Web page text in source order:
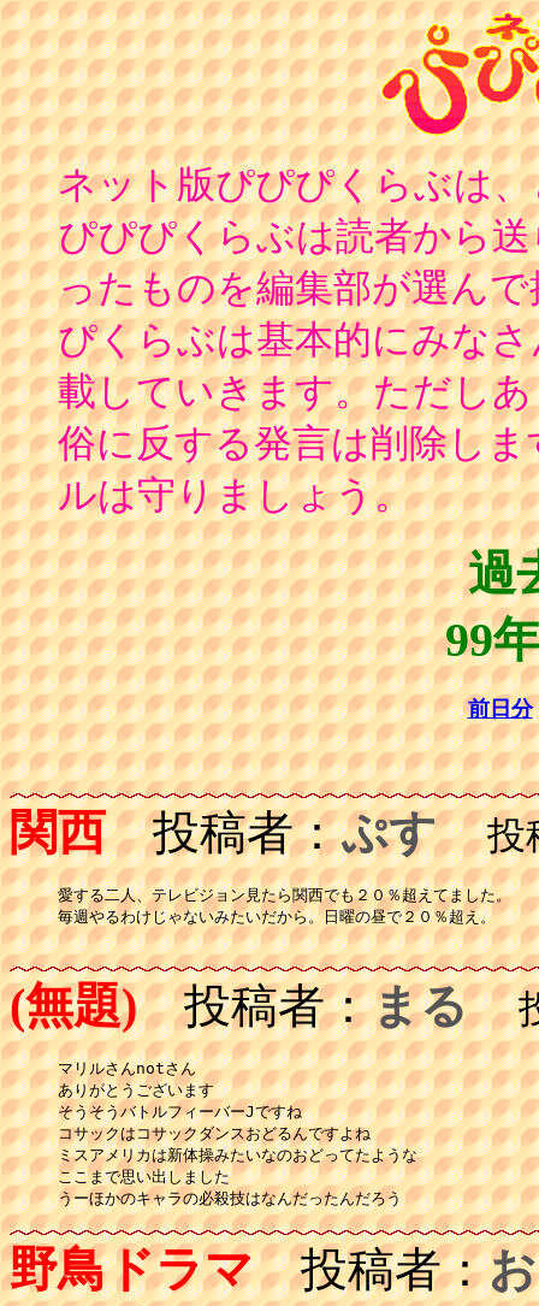
ネット版ぴぴぴくらぶは
ぴぴぴくらぶは読者から
ったものを編集部が選ん
ぴくらぶは基本的にみな
載していきます。ただし
俗に反する発言は削除し
ルは守りましょう。
過
99
前日分
関西投稿者：ぷす 投稿
愛する二人、テレビジョン見たら関西でも２０％超えてました。
毎週やるわけじゃないみたいだから。日曜の昼で２０％超え。
(無題)投稿者：まる 投
マリルさんnotさん
ありがとうございます
そうそうバトルフィーバーJですね
コサックはコサックダンスおどるんですよね
ミスアメリカは新体操みたいなのおどってたような
ここまで思い出しました
野鳥ドラマ投稿者：